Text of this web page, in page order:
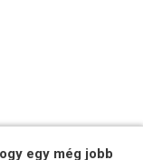
egy még jobb